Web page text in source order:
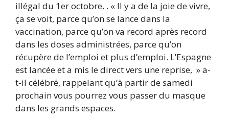
illégal du 1er octobre. . « Il y a de la joie de vivre,
ça se voit, parce qu’on se lance dans la
vaccination, parce qu’on va record après record
dans les doses administrées, parce qu’on
récupère de l’emploi et plus d’emploi. L’Espagne
est lancée et a mis le direct vers une reprise, » a-
t-il célébré, rappelant qu’à partir de samedi
prochain vous pourrez vous passer du masque
dans les grands espaces.